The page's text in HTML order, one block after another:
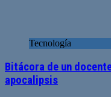
Tecnología
Bitácora de un
apocalipsis